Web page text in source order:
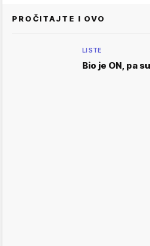
PROČITAJTE I OVO
LISTE
Bio je ON, pa